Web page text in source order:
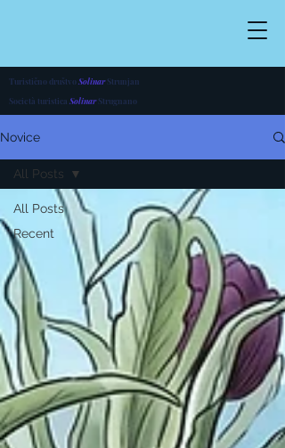
Turistično društvoSolinarStrunjan
Società turistica SolinarStrugnano
Novice
All Posts
Recent
All Posts